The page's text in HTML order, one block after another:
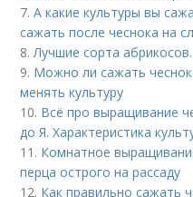
7.А какие культуры вы
сажать после чеснока на
8.Лучшие сорта
9. Можно ли сажать
менять культуру
10. Всё про выращивание
до Я. Характеристика
11. Комнатное
перца острого на рассаду
12. Как правильно сажать